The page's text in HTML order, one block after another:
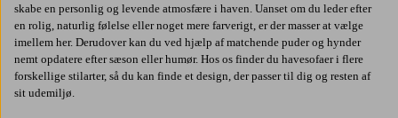
skabe en personlig og levende atmosfære i haven. Uanset om du leder efter
en rolig, naturlig følelse eller noget mere farverigt, er der masser at vælge
imellem her. Derudover kan du ved hjælp af matchende puder og hynder
nemt opdatere efter sæson eller humør. Hos os finder du havesofaer i flere
forskellige stilarter, så du kan finde et design, der passer til dig og resten af
sit udemiljø.